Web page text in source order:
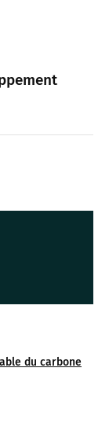
du carbone